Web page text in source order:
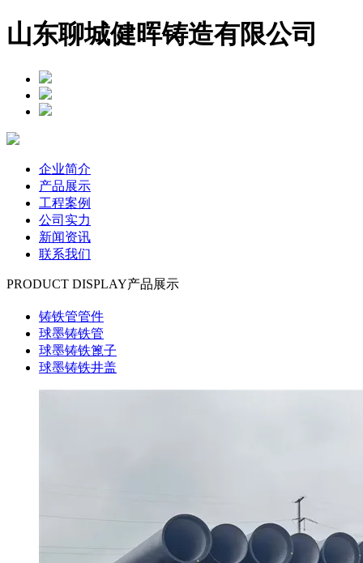
山东聊城健晖铸造有限公司
企业简介
产品展示
工程案例
公司实力
新闻资讯
联系我们
PRODUCT DISPLAY产品展示
铸铁管管件
球墨铸铁管
球墨铸铁篦子
球墨铸铁井盖